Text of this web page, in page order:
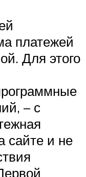
платежей
Для этого
– с
сайте и не